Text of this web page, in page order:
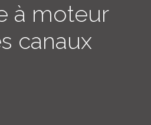
LOGIN
ENGLISH
à moteur
canaux